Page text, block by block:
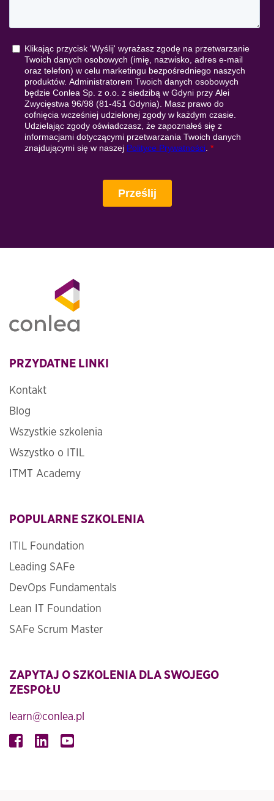
PRZYDATNE LINKI
Kontakt
Blog
Wszystkie szkolenia
Wszystko o ITIL
ITMT Academy
POPULARNE SZKOLENIA
ITIL Foundation
Leading SAFe
DevOps Fundamentals
Lean IT Foundation
SAFe Scrum Master
ZAPYTAJ O SZKOLENIA DLA SWOJEGO
ZESPOŁU
learn@conlea.pl